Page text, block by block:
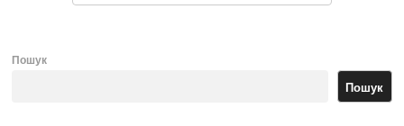
Пошук
Пошук